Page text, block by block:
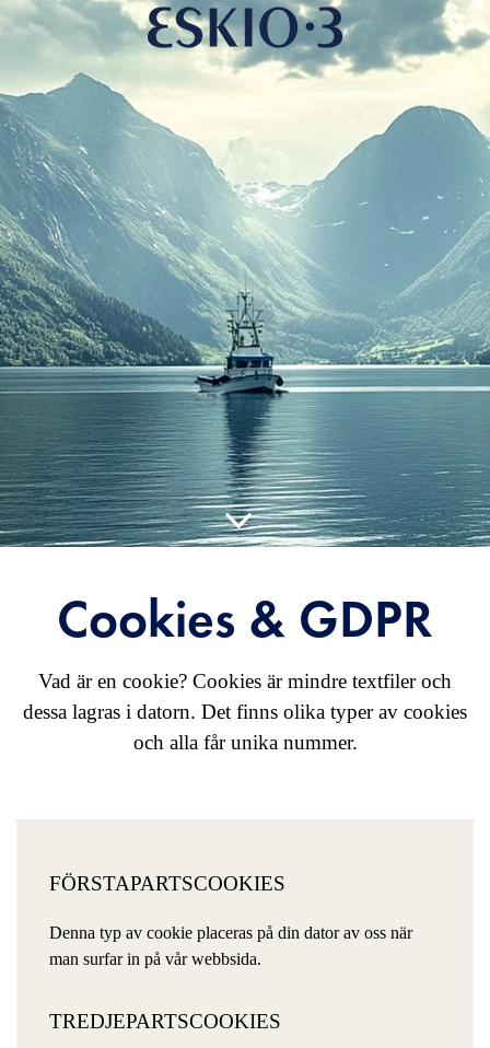
Cookies & GDPR
Vad är en cookie? Cookies är mindre textfiler och
dessa lagras i datorn. Det finns olika typer av cookies
och alla får unika nummer.
FÖRSTAPARTSCOOKIES
Denna typ av cookie placeras på din dator av oss när
man surfar in på vår webbsida.
TREDJEPARTSCOOKIES